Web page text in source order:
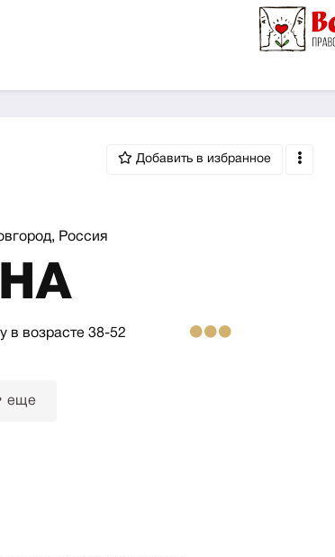
Добавить в избранное
Россия
в возрасте 38-52
еще